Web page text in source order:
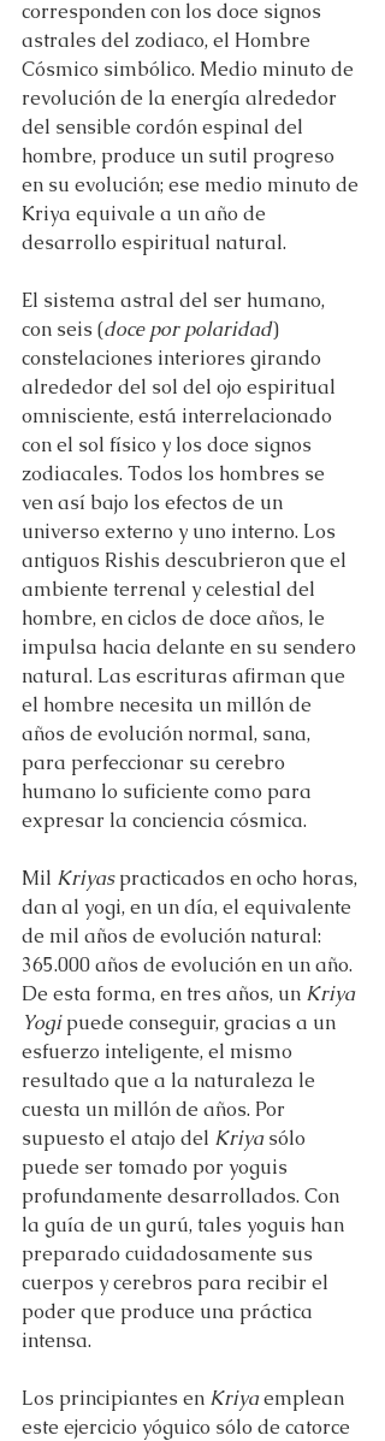
corresponden con los doce signos
astrales del zodiaco, el Hombre
Cósmico simbólico. Medio minuto de
revolución de la energía alrededor
del sensible cordón espinal del
hombre, produce un sutil progreso
en su evolución; ese medio minuto de
Kriya equivale a un año de
desarrollo espiritual natural.
El sistema astral del ser humano,
con seis (doce por polaridad)
constelaciones interiores girando
alrededor del sol del ojo espiritual
omnisciente, está interrelacionado
con el sol físico y los doce signos
zodiacales. Todos los hombres se
ven así bajo los efectos de un
universo externo y uno interno. Los
antiguos Rishis descubrieron que el
ambiente terrenal y celestial del
hombre, en ciclos de doce años, le
impulsa hacia delante en su sendero
natural. Las escrituras afirman que
el hombre necesita un millón de
años de evolución normal, sana,
para perfeccionar su cerebro
humano lo suficiente como para
expresar la conciencia cósmica.
Mil Kriyas practicados en ocho horas,
dan al yogi, en un día, el equivalente
de mil años de evolución natural:
365.000 años de evolución en un año.
De esta forma, en tres años, un Kriya
Yogi puede conseguir, gracias a un
esfuerzo inteligente, el mismo
resultado que a la naturaleza le
cuesta un millón de años. Por
supuesto el atajo del Kriya sólo
puede ser tomado por yoguis
profundamente desarrollados. Con
la guía de un gurú, tales yoguis han
preparado cuidadosamente sus
cuerpos y cerebros para recibir el
poder que produce una práctica
intensa.
Los principiantes en Kriya emplean
este ejercicio yóguico sólo de catorce